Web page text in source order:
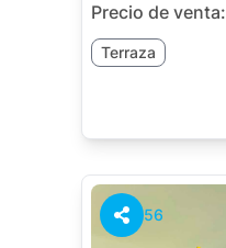
Precio de venta:
Terraza
56